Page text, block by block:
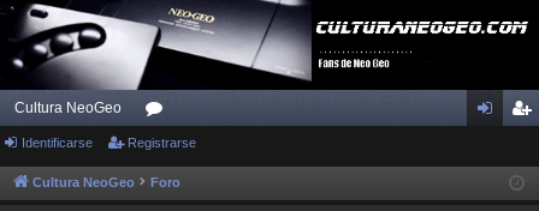
Cultura NeoGeo
or
os ist
Identificarse Registrarse
Cultura NeoGeo Foro